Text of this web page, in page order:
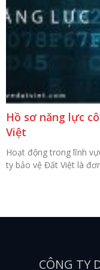
Hồ sơ năng lực
Việt
Hoạt động trong lĩnh
ty bảo vệ Đất Việt là
CÔNG TY